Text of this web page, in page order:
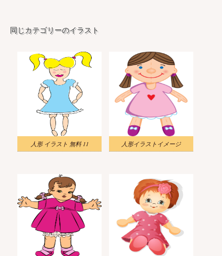
同じカテゴリーのイラスト
人形 イラスト 無料 11 人形イラストイメージ